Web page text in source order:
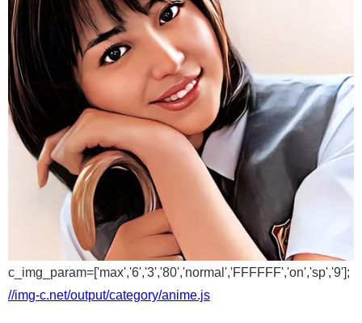
c_img_param=['max','6','3','80','normal','FFFFFF','on','sp','9'];
//img-c.net/output/category/anime.js